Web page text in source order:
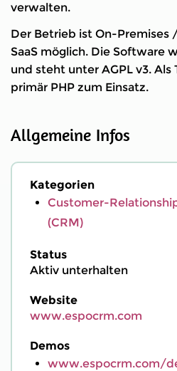
verwalten.
Der Betrieb ist On-Premises
SaaS möglich. Die Software
und steht unter AGPL v3.
primär PHP zum Einsatz.
Allgemeine Infos
Kategorien
Customer-
(CRM)
Status
Aktiv unterhalten
Website
www.espocrm.com
Demos
www.espocrm.com/